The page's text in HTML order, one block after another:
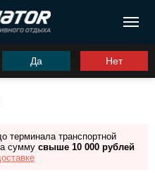
Да Нет
ПЛМ
терминала транспортной
сумму свыше 10 000 рублей